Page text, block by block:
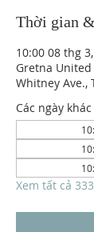
Thời gian
10:00 08 thg
Gretna
Whitney Ave.,
Các ngày khác
Xem tất cả